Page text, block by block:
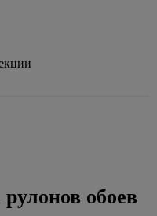
обоев